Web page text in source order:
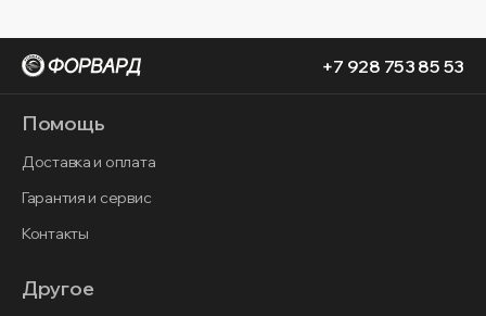
+7 928 753 85 53
Помощь
Доставка и оплата
Гарантия и сервис
Контакты
Другое